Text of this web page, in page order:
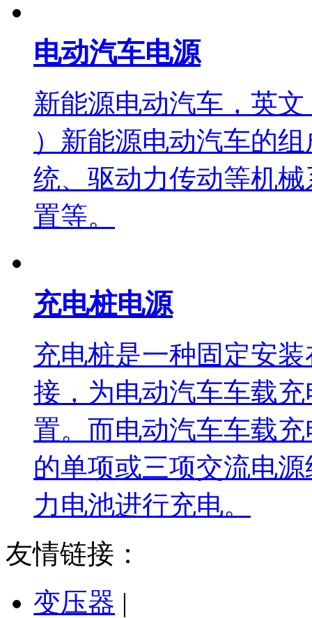
电动汽车电源
新能源电动汽车，英文
）新能源电动汽车的
统、驱动力传动等机
置等。
充电桩电源
充电桩是一种固定安
接，为电动汽车车载
置。而电动汽车车载
的单项或三项交流电
力电池进行充电。
友情链接：
变压器 |